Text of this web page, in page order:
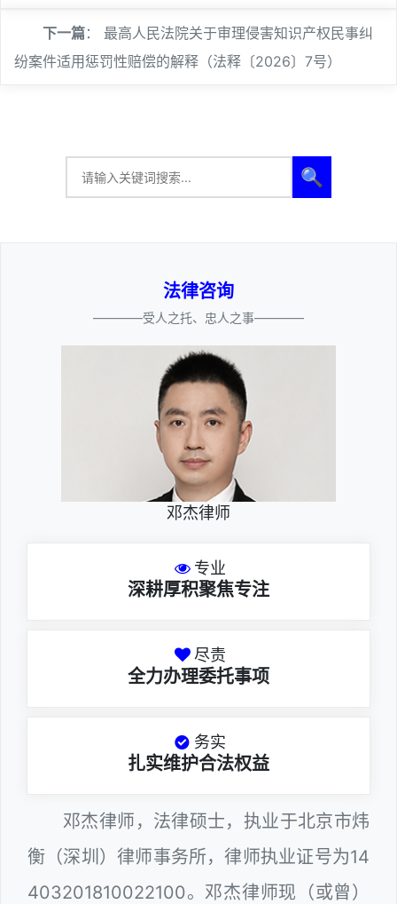
下一篇： 最高人民法院关于审理侵害知识产权民事纠
纷案件适用惩罚性赔偿的解释（法释〔2026〕7号）
🔍
法律咨询
————受人之托、忠人之事————
邓杰律师
专业
深耕厚积聚焦专注
尽责
全力办理委托事项
务实
扎实维护合法权益
邓杰律师，法律硕士，执业于北京市炜
衡（深圳）律师事务所，律师执业证号为14
403201810022100。邓杰律师现（或曾）